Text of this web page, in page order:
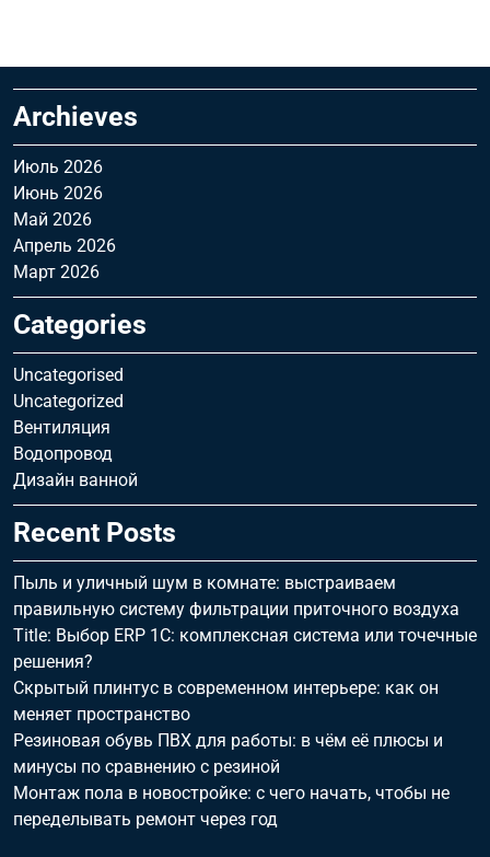
Archieves
Июль 2026
Июнь 2026
Май 2026
Апрель 2026
Март 2026
Categories
Uncategorised
Uncategorized
Вентиляция
Водопровод
Дизайн ванной
Recent Posts
Пыль и уличный шум в комнате: выстраиваем
правильную систему фильтрации приточного воздуха
Title: Выбор ERP 1С: комплексная система или точечные
решения?
Скрытый плинтус в современном интерьере: как он
меняет пространство
Резиновая обувь ПВХ для работы: в чём её плюсы и
минусы по сравнению с резиной
Монтаж пола в новостройке: с чего начать, чтобы не
переделывать ремонт через год